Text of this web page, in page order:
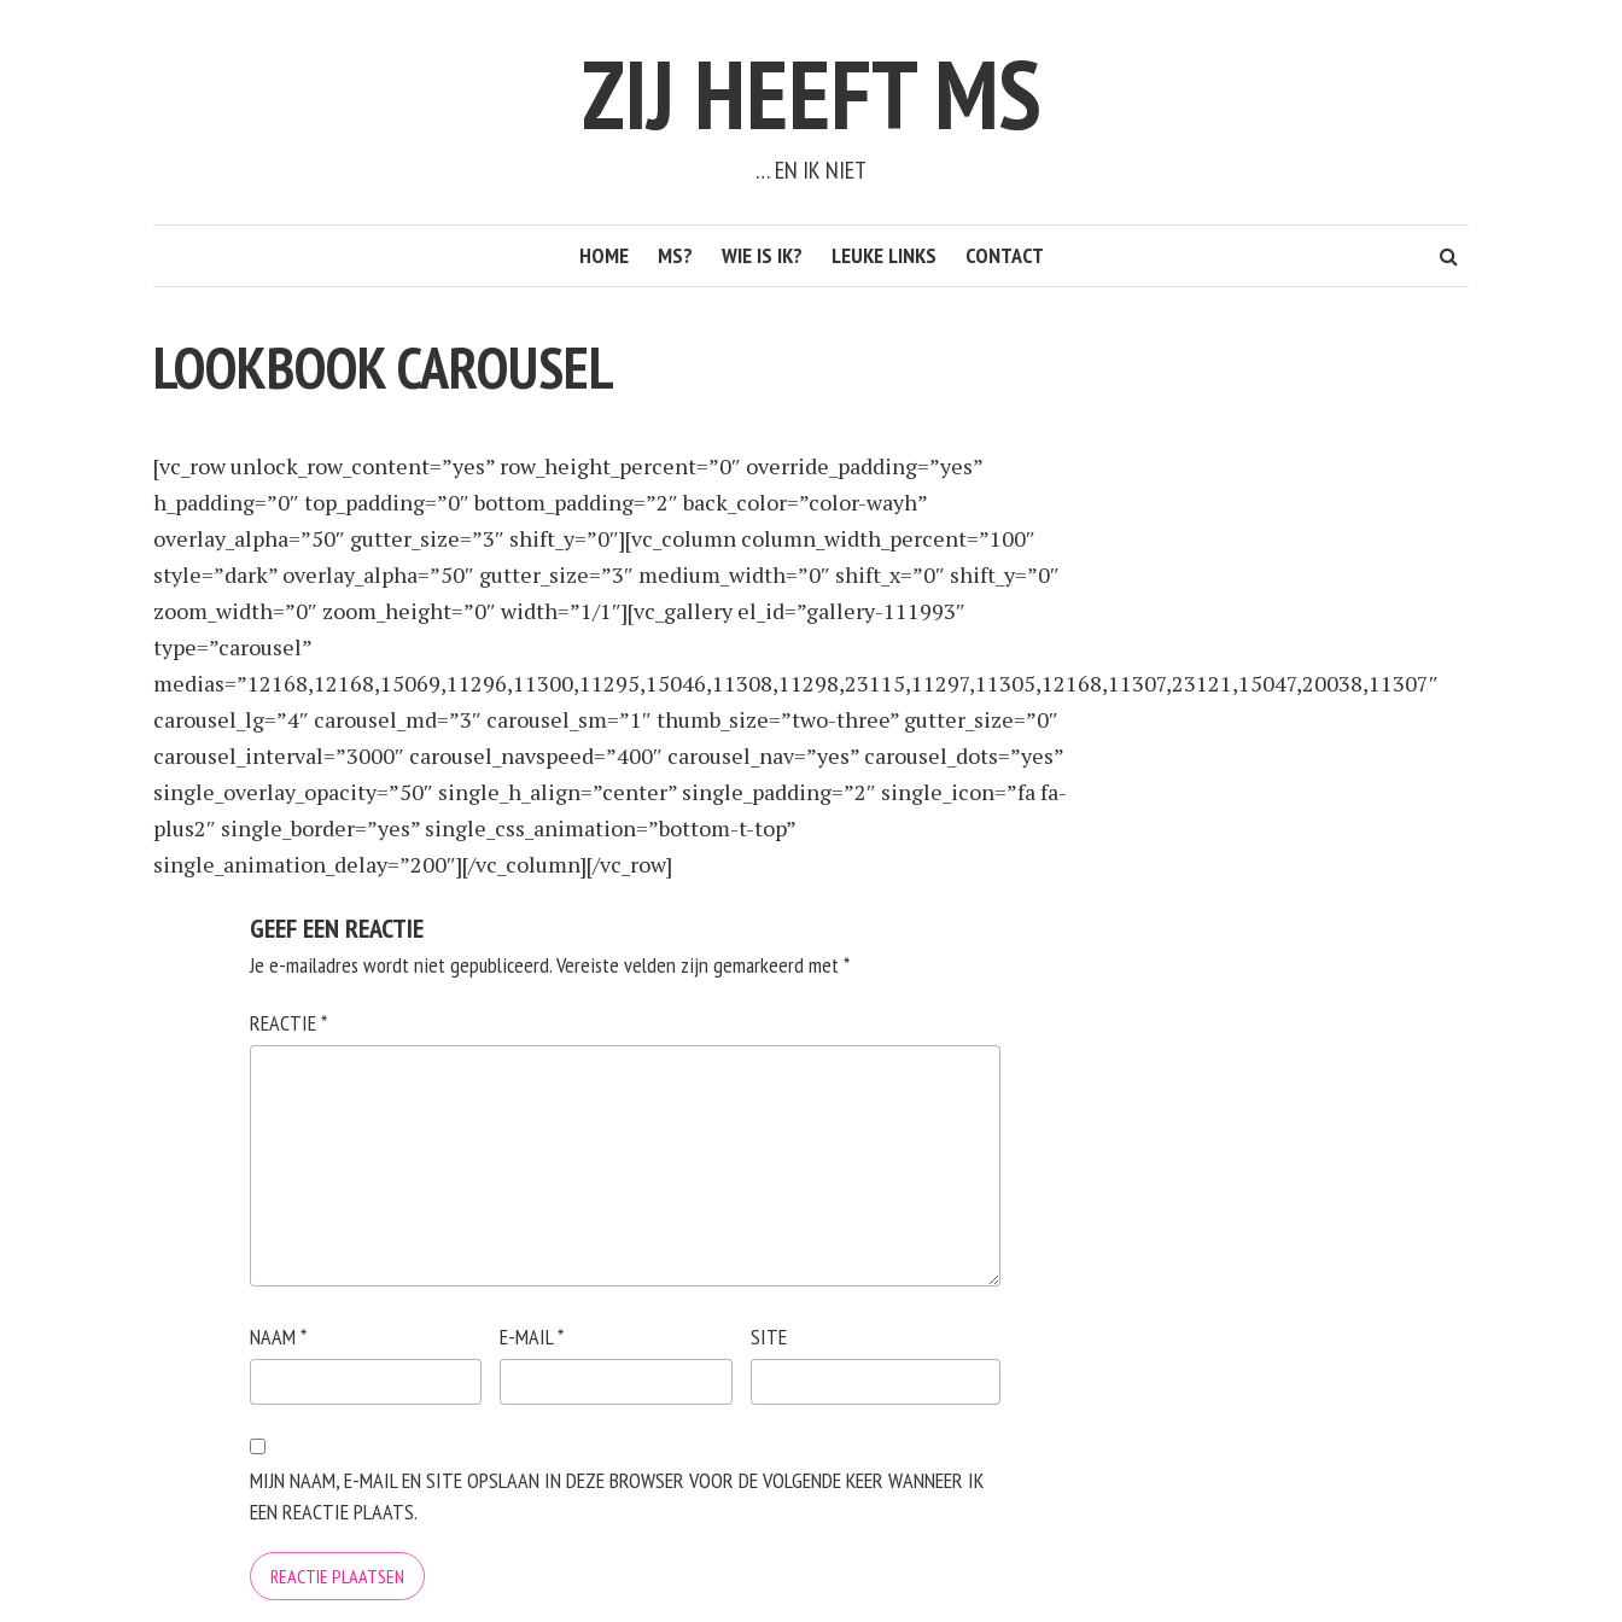
ZIJ HEEFT MS
… EN IK NIET
HOME MS? WIE IS IK? LEUKE LINKS CONTACT
LOOKBOOK CAROUSEL
[vc_row unlock_row_content=”yes” row_height_percent=”0″ override_padding=”yes”
h_padding=”0″ top_padding=”0″ bottom_padding=”2″ back_color=”color-wayh”
overlay_alpha=”50″ gutter_size=”3″ shift_y=”0″][vc_column column_width_percent=”100″
style=”dark” overlay_alpha=”50″ gutter_size=”3″ medium_width=”0″ shift_x=”0″ shift_y=”0″
zoom_width=”0″ zoom_height=”0″ width=”1/1″][vc_gallery el_id=”gallery-111993″
type=”carousel”
medias=”12168,12168,15069,11296,11300,11295,15046,11308,11298,23115,11297,11305,12168,11307,23121,15047,20038,11307″
carousel_lg=”4″ carousel_md=”3″ carousel_sm=”1″ thumb_size=”two-three” gutter_size=”0″
carousel_interval=”3000″ carousel_navspeed=”400″ carousel_nav=”yes” carousel_dots=”yes”
single_overlay_opacity=”50″ single_h_align=”center” single_padding=”2″ single_icon=”fa fa-
plus2″ single_border=”yes” single_css_animation=”bottom-t-top”
single_animation_delay=”200″][/vc_column][/vc_row]
GEEF EEN REACTIE
Je e-mailadres wordt niet gepubliceerd.Vereiste velden zijn gemarkeerd met*
REACTIE*
NAAM * E-MAIL* SITE
MIJN NAAM, E-MAIL EN SITE OPSLAAN IN DEZE BROWSER VOOR DE VOLGENDE KEER WANNEER IK
EEN REACTIE PLAATS.